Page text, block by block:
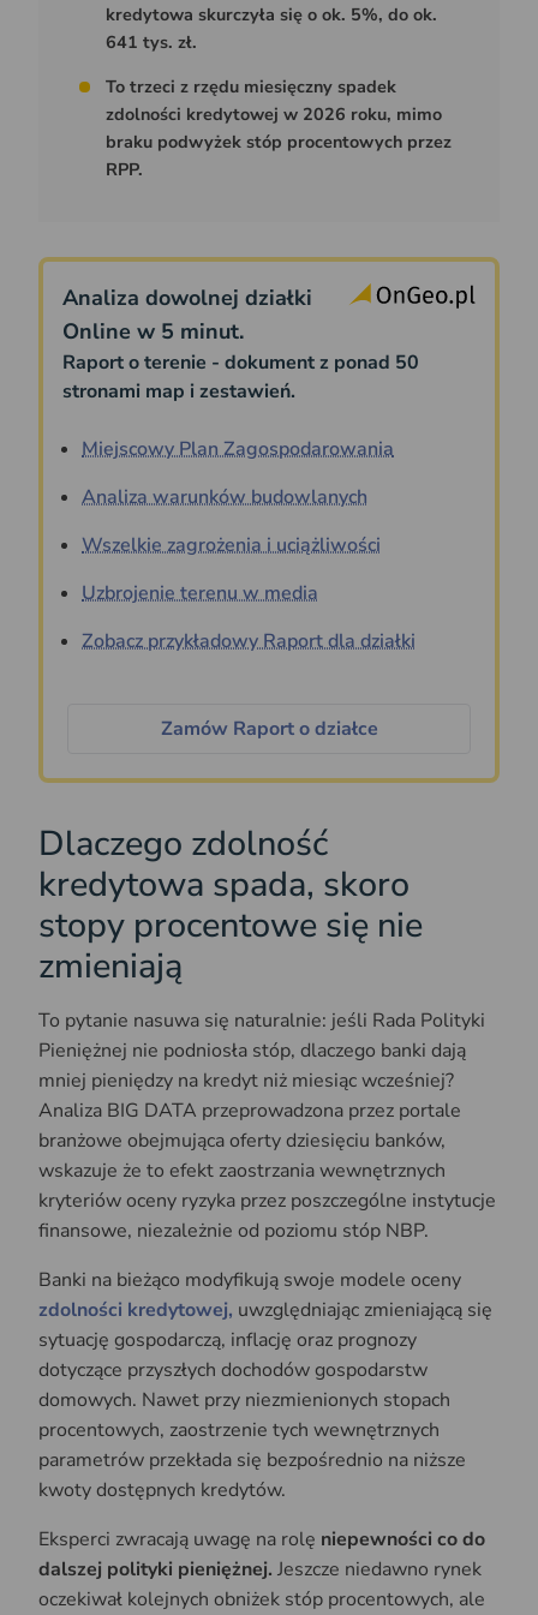
kredytowa skurczyła się o ok. 5%, do ok.
641 tys. zł.
To trzeci z rzędu miesięczny spadek
zdolności kredytowej w 2026 roku, mimo
braku podwyżek stóp procentowych przez
RPP.
Analiza dowolnej działki
Online w 5 minut.
Raport o terenie - dokument z ponad 50
stronami map i zestawień.
Miejscowy Plan Zagospodarowania
Analiza warunków budowlanych
Wszelkie zagrożenia i uciążliwości
Uzbrojenie terenu w media
Zobacz przykładowy Raport dla działki
Zamów Raport o działce
Dlaczego zdolność
kredytowa spada, skoro
stopy procentowe się nie
zmieniają
To pytanie nasuwa się naturalnie: jeśli Rada Polityki
Pieniężnej nie podniosła stóp, dlaczego banki dają
mniej pieniędzy na kredyt niż miesiąc wcześniej?
Analiza BIG DATA przeprowadzona przez portale
branżowe obejmująca oferty dziesięciu banków,
wskazuje że to efekt zaostrzania wewnętrznych
kryteriów oceny ryzyka przez poszczególne instytucje
finansowe, niezależnie od poziomu stóp NBP.
Banki na bieżąco modyfikują swoje modele oceny
zdolności kredytowej, uwzględniając zmieniającą się
sytuację gospodarczą, inflację oraz prognozy
dotyczące przyszłych dochodów gospodarstw
domowych. Nawet przy niezmienionych stopach
procentowych, zaostrzenie tych wewnętrznych
parametrów przekłada się bezpośrednio na niższe
kwoty dostępnych kredytów.
Eksperci zwracają uwagę na rolę niepewności co do
dalszej polityki pieniężnej. Jeszcze niedawno rynek
oczekiwał kolejnych obniżek stóp procentowych, ale